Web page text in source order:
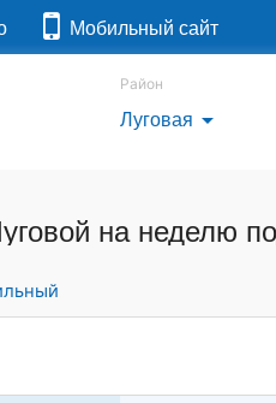
Мобильный сайт
Район
Луговая arrow_drop_down
на неделю